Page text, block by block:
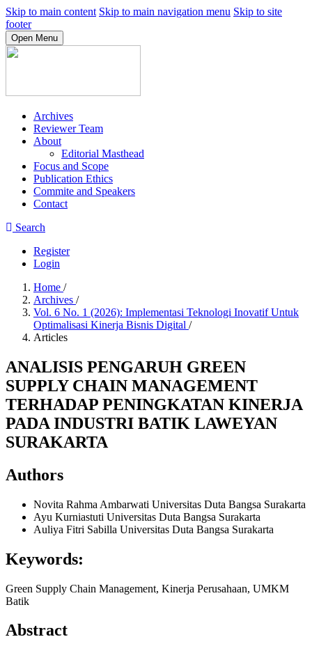
Skip to main content Skip to main navigation menu Skip to site
footer
Open Menu
Archives
Reviewer Team
About
Editorial Masthead
Focus and Scope
Publication Ethics
Commite and Speakers
Contact
Search
Register
Login
Home /
Archives /
Vol. 6 No. 1 (2026): Implementasi Teknologi Inovatif Untuk
Optimalisasi Kinerja Bisnis Digital /
Articles
ANALISIS PENGARUH GREEN
SUPPLY CHAIN MANAGEMENT
TERHADAP PENINGKATAN KINERJA
PADA INDUSTRI BATIK LAWEYAN
SURAKARTA
Authors
Novita Rahma Ambarwati Universitas Duta Bangsa Surakarta
Ayu Kurniastuti Universitas Duta Bangsa Surakarta
Auliya Fitri Sabilla Universitas Duta Bangsa Surakarta
Keywords:
Green Supply Chain Management, Kinerja Perusahaan, UMKM
Batik
Abstract